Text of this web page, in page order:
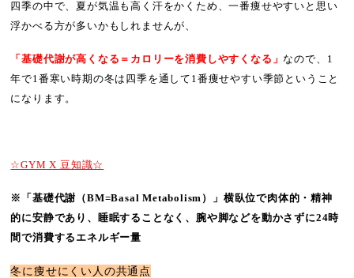
四季の中で、夏が気温も高く汗をかくため、一番痩せやすいと思い
浮かべる方が多いかもしれませんが、
「基礎代謝が高くなる＝カロリーを消費しやすくなる」なので、1
年で1番寒い時期の冬は四季を通して1番痩せやすい季節ということ
になります。
☆GYM X 豆知識☆
※「基礎代謝（BM=Basal Metabolism）」横臥位で肉体的・精神
的に安静であり、睡眠することなく、腕や脚などを動かさずに24時
間で消費するエネルギー量
冬に痩せにくい人の共通点